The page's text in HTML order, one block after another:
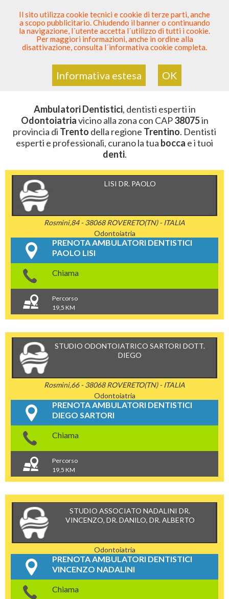
SEI DENTISTA? PARTECIPA
Sei QuiElenco Dentista Sicuro > Odontoiatria>
Ambulatori Dentistici>Trentino>Trento>CAP 38075
ZONA CON CAP 38075
Ambulatori Dentistici, dentisti esperti in
Odontoiatriavicino alla zona con CAP38075in
provincia di Trento della regione Trentino. Dentisti
esperti e professionali, curano la tua bocca e i tuoi
denti.
LISI DR. PAOLO
Rosmini,84 - 38068 ROVERETO(TN) - ITALIA
Odontoiatria
PRENOTA AMBULATORI DENTISTICI
PAOLO LISI
Chiama
Percorso
19,5 KM
STUDIO ODONTOIATRICO SARTORI DOTT.
DIEGO
Rosmini,66 - 38068 ROVERETO(TN) - ITALIA
Odontoiatria
PRENOTA AMBULATORI DENTISTICI
DIEGO SARTORI
Chiama
Percorso
19,5 KM
STUDIO ASSOCIATO NADALINI DR.
VINCENZO, DR. DANILO, DR. ALBERTO
Odontoiatria
PRENOTA AMBULATORI DENTISTICI
VINCENZO NADALINI
Chiama
Il sito utilizza cookie tecnici e cookie di terze parti, anche
a scopo pubblicitario. Chiudendo il banner o continuando
la navigazione, l´utente accetta l´utilizzo di tutti i cookie.
Per maggiori informazioni, anche in ordine alla
disattivazione, consulta l´informativa cookie completa.
Informativa estesa OK